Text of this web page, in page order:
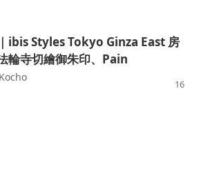
ibis Styles Tokyo Ginza East 房
輪寺切繪御朱印、Pain
16